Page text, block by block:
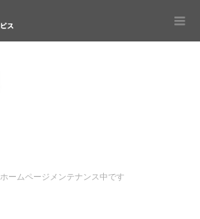
ホームページメンテナンス中です